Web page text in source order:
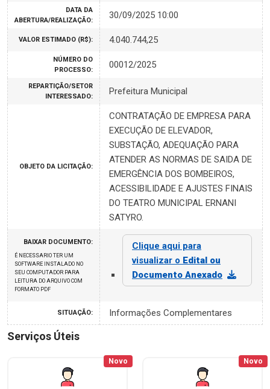
DATA DA
ABERTURA/REALIZAÇÃO:
30/09/2025 10:00
VALOR ESTIMADO (R$): 4.040.744,25
NÚMERO DO
PROCESSO:
00012/2025
REPARTIÇÃO/SETOR
INTERESSADO:
Prefeitura Municipal
OBJETO DA LICITAÇÃO:
CONTRATAÇÃO DE EMPRESA PARA
EXECUÇÃO DE ELEVADOR,
SUBSTAÇÃO, ADEQUAÇÃO PARA
ATENDER AS NORMAS DE SAIDA DE
EMERGÊNCIA DOS BOMBEIROS,
ACESSIBILIDADE E AJUSTES FINAIS
DO TEATRO MUNICIPAL ERNANI
SATYRO.
BAIXAR DOCUMENTO:
É NECESSARIO TER UM
SOFTWARE INSTALADO NO
SEU COMPUTADOR PARA
LEITURA DO ARQUIVO COM
FORMATO PDF
Clique aqui para
visualizar o Edital ou
Documento Anexado
SITUAÇÃO: Informações Complementares
Serviços Úteis
Novo Novo